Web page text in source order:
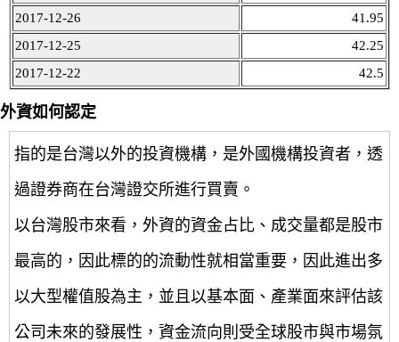
2017-12-26
41.95
2017-12-25
42.25
2017-12-22
42.5
外資如何認定
指的是台灣以外的投資機構，是外國機構投資者，透
過證券商在台灣證交所進行買賣。
以台灣股市來看，外資的資金占比、成交量都是股市
最高的，因此標的的流動性就相當重要，因此進出多
以大型權值股為主，並且以基本面、產業面來評估該
公司未來的發展性，資金流向則受全球股市與市場氛